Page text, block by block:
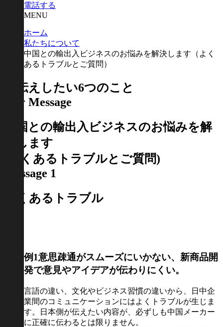
電話する
MENU
ホーム
私たちについて
中国との輸出入ビジネスのお悩みを解決します（よく
あるトラブルとご質問）
お伝えしたい6つのこと
Our Message
中国との輸出入ビジネスのお悩みを解
決します
(よくあるトラブルとご質問)
Message 1
よくあるトラブル
例1意思疎通がスムーズにいかない、新商品開
発で意見やアイデアが伝わりにくい。
言語の違い、文化やビジネス習慣の違いから、日中企
業間のコミュニケーションにはよくトラブルが生じま
す。日本側が伝えたい内容が、必ずしも中国メーカー
に正確に伝わるとは限りません。